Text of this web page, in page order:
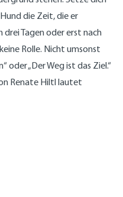
die Zeit, die er
Tagen oder erst nach
Rolle. Nicht umsonst
oder „Der Weg ist das Ziel.“
Renate Hiltl lautet